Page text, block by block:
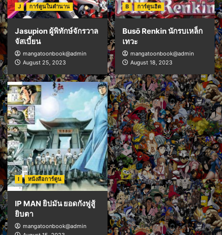
J การ์ตูนในตำนาน
Jasupion ผู้พิทักษ์จักรวาล
จัสเบี้ยน
mangatoonbook@admin
August 25, 2023
B การ์ตูนฮิต
Busō Renkin นักรบเหล็ก
เทวะ
mangatoonbook@admin
August 18, 2023
I หนังสือการ์ตูน
IP MAN ยิปมัน ยอดกังฟูสู้
ยิบตา
mangatoonbook@admin